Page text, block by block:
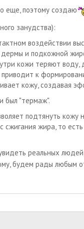
еще, поэтому создаю
занудства):
воздействии
и подкожной
кожи теряют
к
кожу, создавая
был "термаж".
подтянуть кожу
сжигания жира, то
реальных
будем рады любым